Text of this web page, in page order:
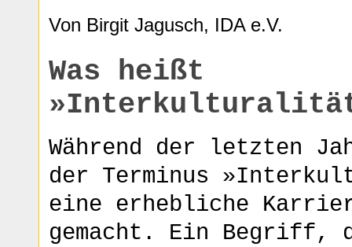
Von Birgit Jagusch, IDA e.V.
Was heißt
Während der letzten
der Terminus
eine erhebliche
gemacht. Ein Begriff,